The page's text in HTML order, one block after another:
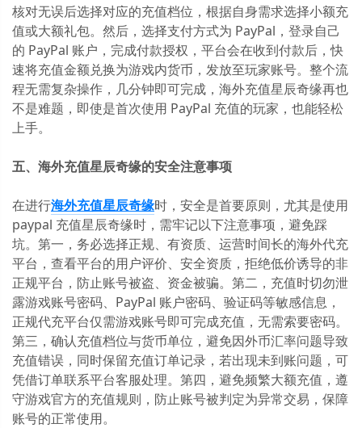
核对无误后选择对应的充值档位，根据自身需求选择小额充
值或大额礼包。然后，选择支付方式为 PayPal，登录自己
的 PayPal 账户，完成付款授权，平台会在收到付款后，快
速将充值金额兑换为游戏内货币，发放至玩家账号。整个流
程无需复杂操作，几分钟即可完成，海外充值星辰奇缘再也
不是难题，即使是首次使用 PayPal 充值的玩家，也能轻松
上手。
五、海外充值星辰奇缘的安全注意事项
在进行海外充值星辰奇缘时，安全是首要原则，尤其是使用
paypal 充值星辰奇缘时，需牢记以下注意事项，避免踩
坑。第一，务必选择正规、有资质、运营时间长的海外代充
平台，查看平台的用户评价、安全资质，拒绝低价诱导的非
正规平台，防止账号被盗、资金被骗。第二，充值时切勿泄
露游戏账号密码、PayPal 账户密码、验证码等敏感信息，
正规代充平台仅需游戏账号即可完成充值，无需索要密码。
第三，确认充值档位与货币单位，避免因外币汇率问题导致
充值错误，同时保留充值订单记录，若出现未到账问题，可
凭借订单联系平台客服处理。第四，避免频繁大额充值，遵
守游戏官方的充值规则，防止账号被判定为异常交易，保障
账号的正常使用。